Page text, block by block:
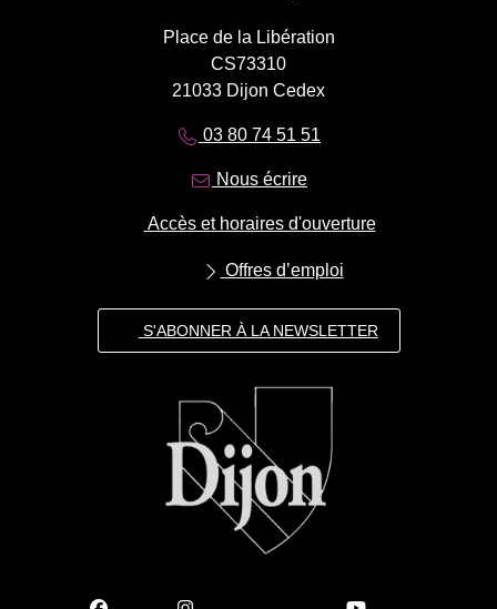
Place de la Libération
CS73310
21033 Dijon Cedex
03 80 74 51 51
Nous écrire
Accès et horaires d'ouverture
Offres d’emploi
S'ABONNER À LA NEWSLETTER